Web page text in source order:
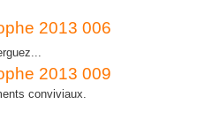
conviviaux.